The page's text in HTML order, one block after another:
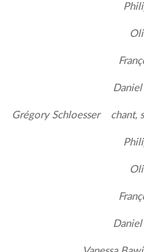
Daniel
Grégory Schloesser chant,
Daniel